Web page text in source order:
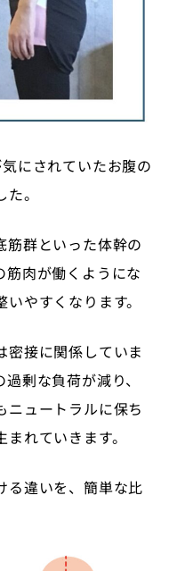
にされていたお腹の
。
筋群といった体幹の
肉が働くようにな
やすくなります。
密接に関係していま
剰な負荷が減り、
ニュートラルに保ち
れていきます。
る違いを、簡単な比